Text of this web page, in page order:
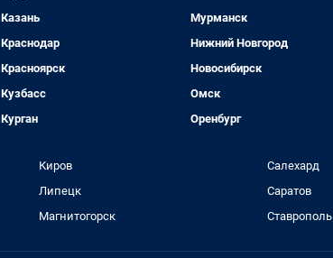
Казань
Краснодар
Красноярск
Кузбасс
Курган
Мурманск
Нижний Новгород
Новосибирск
Омск
Оренбург
Киров
Липецк
Магнитогорск
Салехард
Саратов
Ставрополь